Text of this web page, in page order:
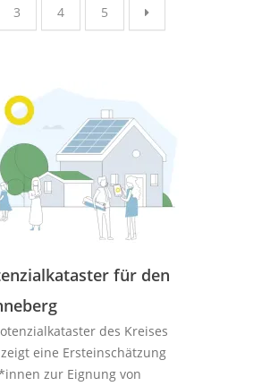
3 4 5
für den
des Kreises
eine Ersteinschätzung
zur Eignung von